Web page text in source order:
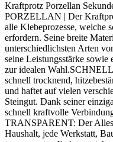
Kraftprotz Porzellan
PORZELLAN | Der
alle Klebeprozesse, welche
erfordern. Seine breite
unterschiedlichsten Arten
seine Leistungsstärke
zur idealen
schnell trocknend,
und haftet auf vielen
Steingut. Dank seiner
schnell kraftvolle
TRANSPARENT: Der
Haushalt, jede Werkstatt,